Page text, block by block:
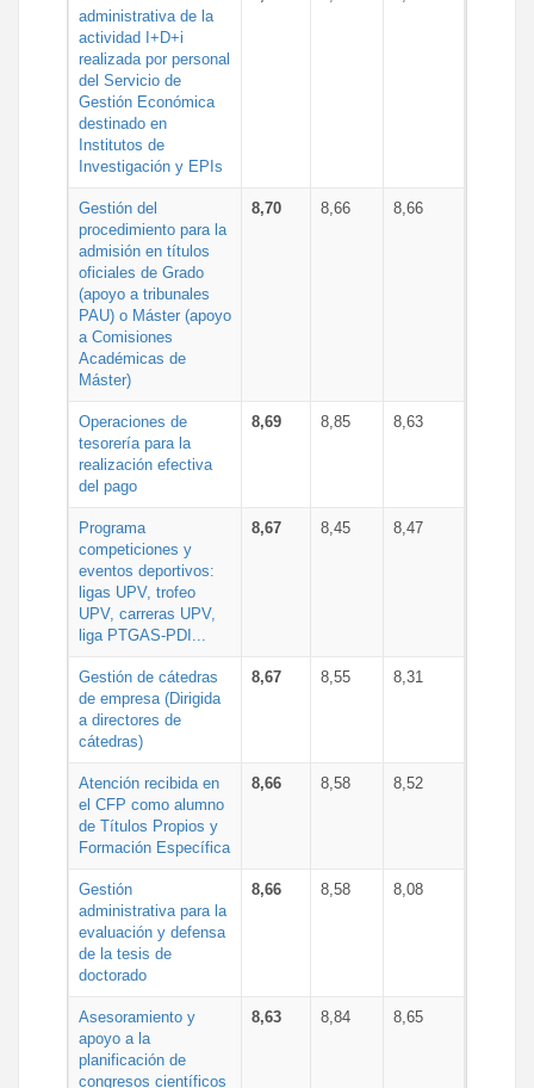
administrativa de la
actividad I+D+i
realizada por personal
del Servicio de
Gestión Económica
destinado en
Institutos de
Investigación y EPIs
Gestión del
procedimiento para la
admisión en títulos
oficiales de Grado
(apoyo a tribunales
PAU) o Máster (apoyo
a Comisiones
Académicas de
Máster)
8,70 8,66 8,66
Operaciones de
tesorería para la
realización efectiva
del pago
8,69 8,85 8,63
Programa
competiciones y
eventos deportivos:
ligas UPV, trofeo
UPV, carreras UPV,
liga PTGAS-PDI...
8,67 8,45 8,47
Gestión de cátedras
de empresa (Dirigida
a directores de
cátedras)
8,67 8,55 8,31
Atención recibida en
el CFP como alumno
de Títulos Propios y
Formación Específica
8,66 8,58 8,52
Gestión
administrativa para la
evaluación y defensa
de la tesis de
doctorado
8,66 8,58 8,08
Asesoramiento y
apoyo a la
planificación de
congresos científicos
8,63 8,84 8,65